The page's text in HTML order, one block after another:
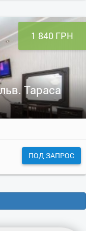
1 840 ГРН
Тараса
ПОД ЗАПРОС